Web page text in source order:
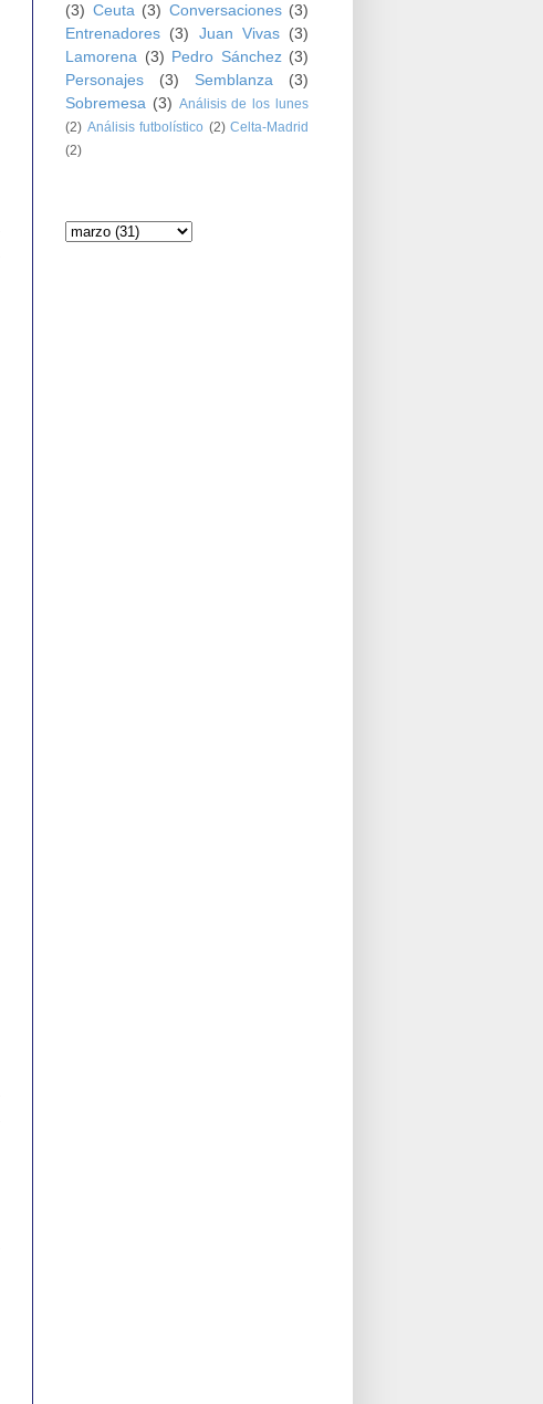
(3) Ceuta (3) Conversaciones (3)
Entrenadores (3) Juan Vivas
(3)
Lamorena (3) Pedro Sánchez (3)
Personajes
(3) Semblanza
(3)
Sobremesa (3) Análisis de los lunes
(2) Análisis futbolístico (2) Celta-Madrid
(2)